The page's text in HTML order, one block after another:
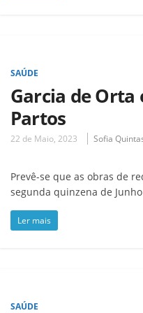
SAÚDE
Garcia de Orta
Partos
22 de Maio, 2023 Sofia
Prevê-se que as obras de
segunda quinzena de Junho
Ler mais
SAÚDE